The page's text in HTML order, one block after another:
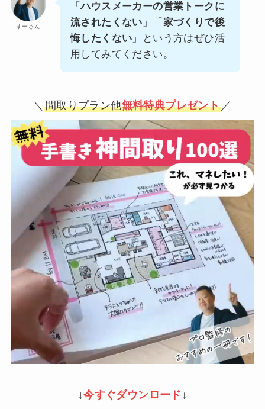
すーさん
「ハウスメーカーの営業トークに
流されたくない 」「 家づくりで後
悔したくない 」という方はぜひ活
用してみてください。
＼ 間取りプラン他無料特典プレゼント ／
↓今すぐダウンロード ↓